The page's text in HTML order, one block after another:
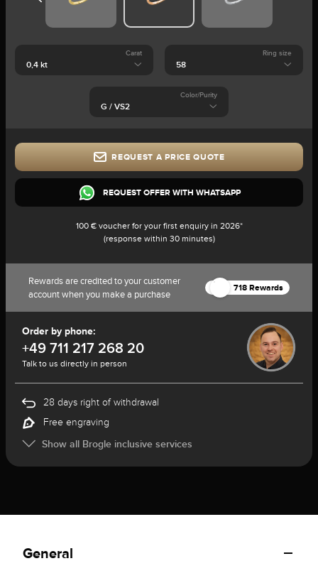
Carat Ring size
Color/Purity
REQUEST A PRICE QUOTE
REQUEST OFFER WITH WHATSAPP
100 € voucher for your first enquiry in 2026*
(response within 30 minutes)
Rewards are credited to your customer
account when you make a purchase
718 Rewards
Order by phone:
+49 711 217 268 20
Talk to us directly in person
28 days right of withdrawal
Free engraving
Show all Brogle inclusive services
General